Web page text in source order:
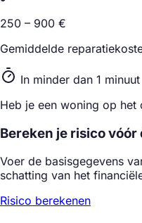
250 – 900 €
Gemiddelde
In minder dan 1 minuut
Heb je een woning op het
Bereken je risico vóór
Voer de basisgegevens
schatting van het
Risico berekenen